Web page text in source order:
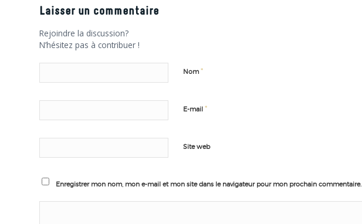
Laisser un commentaire
Rejoindre la discussion?
N’hésitez pas à contribuer !
Nom *
E-mail *
Site web
Enregistrer mon nom, mon e-mail et mon site dans le navigateur pour mon prochain commentaire.